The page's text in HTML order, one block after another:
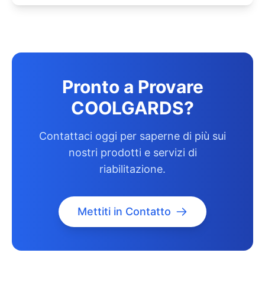
Pronto a Provare
COOLGARDS?
Contattaci oggi per saperne di più sui
nostri prodotti e servizi di
riabilitazione.
Mettiti in Contatto